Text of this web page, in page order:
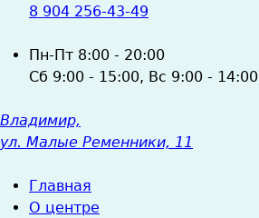
8 904 256-43-49
Пн-Пт 8:00 - 20:00
Сб 9:00 - 15:00, Вс 9:00 - 14:00
Владимир,
ул. Малые Ременники, 11
Главная
О центре